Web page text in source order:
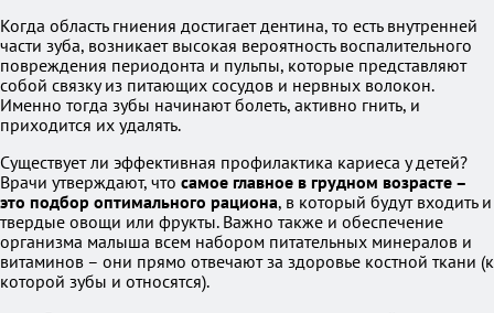
Когда область гниения достигает дентина, то есть внутренней
части зуба, возникает высокая вероятность воспалительного
повреждения периодонта и пульпы, которые представляют
собой связку из питающих сосудов и нервных волокон.
Именно тогда зубы начинают болеть, активно гнить, и
приходится их удалять.
Существует ли эффективная профилактика кариеса у детей?
Врачи утверждают, что самое главное в грудном возрасте –
это подбор оптимального рациона, в который будут входить и
твердые овощи или фрукты. Важно также и обеспечение
организма малыша всем набором питательных минералов и
витаминов – они прямо отвечают за здоровье костной ткани (к
которой зубы и относятся).